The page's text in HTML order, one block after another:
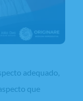
adequado,
que